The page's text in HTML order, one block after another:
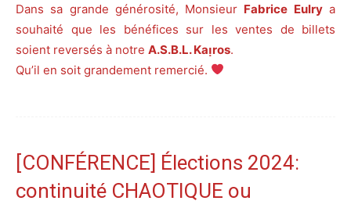
Dans sa grande générosité, Monsieur Fabrice Eulrya
souhaité que les bénéfices sur les ventes de billets
soient reversés à notre A.S.B.L. Kaᴉros.
Qu’il en soit grandement remercié.
[CONFÉRENCE] Élections 2024:
continuité CHAOTIQUE ou